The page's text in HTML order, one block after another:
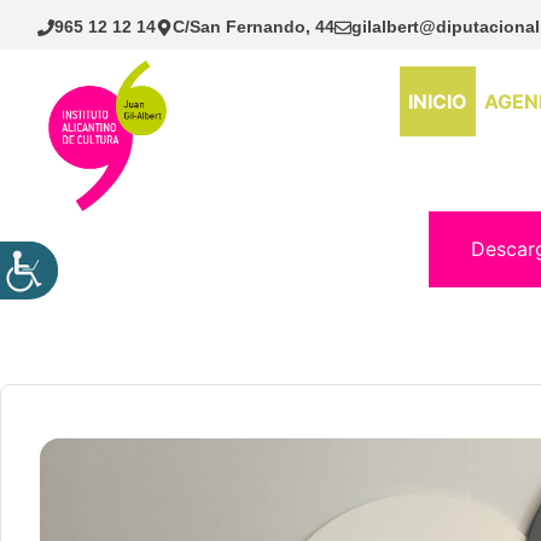
Saltar
965 12 12 14 C/San Fernando, 44
INICIO